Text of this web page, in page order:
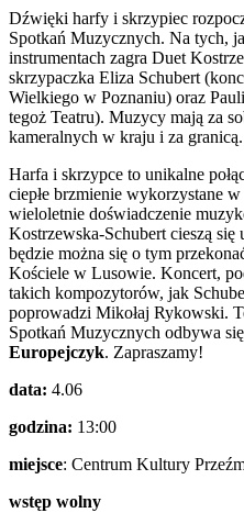
Dźwięki harfy i skrzypiec
Spotkań Muzycznych. Na tych,
instrumentach zagra Duet
skrzypaczka Eliza Schubert
Wielkiego w Poznaniu) oraz
tegoż Teatru). Muzycy mają za
kameralnych w kraju i za granicą.
Harfa i skrzypce to unikalne
ciepłe brzmienie wykorzystane
wieloletnie doświadczenie
Kostrzewska-Schubert cieszą
będzie można się o tym
Kościele w Lusowie. Koncert,
takich kompozytorów, jak
poprowadzi Mikołaj Rykowski.
Spotkań Muzycznych odbywa się
Europejczyk. Zapraszamy!
data: 4.06
godzina: 13:00
miejsce: Centrum Kultury
wstęp wolny